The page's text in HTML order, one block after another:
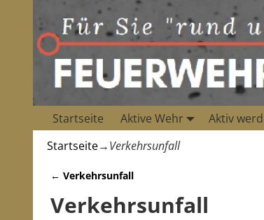
Startseite Aktive Wehr Aktiv
Startseite→Verkehrsunfall
← Verkehrsunfall
Verkehrsunfall